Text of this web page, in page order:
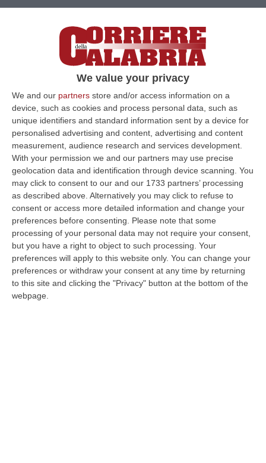
We value your privacy
We and our partners store and/or access information on a
device, such as cookies and process personal data, such as
unique identifiers and standard information sent by a device for
personalised advertising and content, advertising and content
measurement, audience research and services development.
With your permission we and our partners may use precise
geolocation data and identification through device scanning. You
may click to consent to our and our 1733 partners’ processing
as described above. Alternatively you may click to refuse to
consent or access more detailed information and change your
preferences before consenting.
Please note that some
processing of your personal data may not require your consent,
but you have a right to object to such processing. Your
preferences will apply to this website only. You can change your
preferences or withdraw your consent at any time by returning
to this site and clicking the "Privacy" button at the bottom of the
webpage.
Clicca e segui “Corriere della Calabria” su Google News
CATANZAROSull’andamento a singhiozzi
delle vaccinazioni in Calabria, il deputato
Francesco Sapia, di Alternativa c’è, ha
presentato un’interpellanza urgente rivolta al
ministro della Salute, con la quale ha chiesto,
si legge in una nota del parlamentare, «di
assicurare la corretta e rapida
somministrazione dei vaccini e di tutelare in
primo luogo gli anziani, i malati cronici e i
soggetti più fragili e vulnerabili».